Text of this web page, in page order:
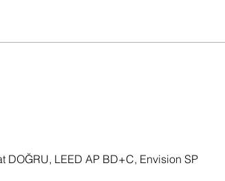
DOĞRU, LEED AP BD+C, Envision SP